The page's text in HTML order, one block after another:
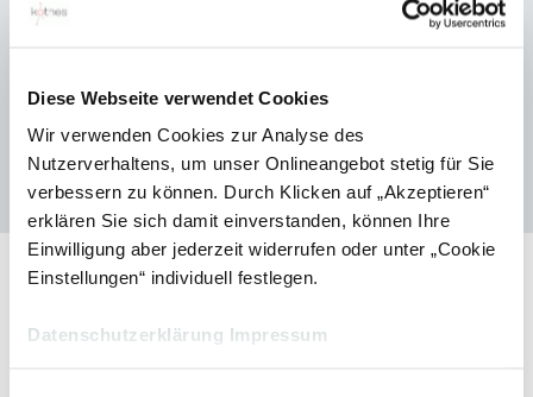
Diese Webseite verwendet Cookies
Wir verwenden Cookies zur Analyse des
Nutzerverhaltens, um unser Onlineangebot stetig für Sie
verbessern zu können. Durch Klicken auf „Akzeptieren“
erklären Sie sich damit einverstanden, können Ihre
Einwilligung aber jederzeit widerrufen oder unter „Cookie
Einstellungen“ individuell festlegen.
Datenschutzerklärung Impressum
Home